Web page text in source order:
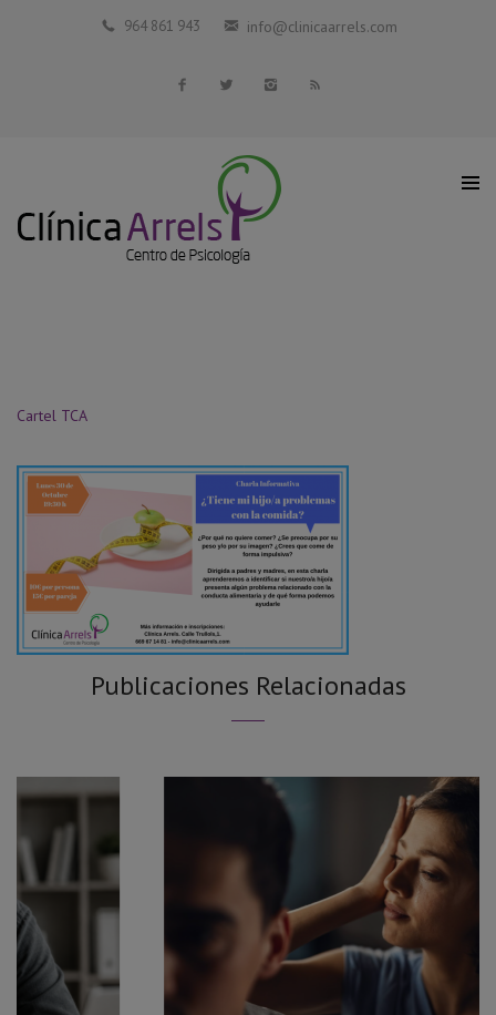
Blog
964 861 943 info@clinicaarrels.com
Cartel TCA
Publicaciones Relacionadas